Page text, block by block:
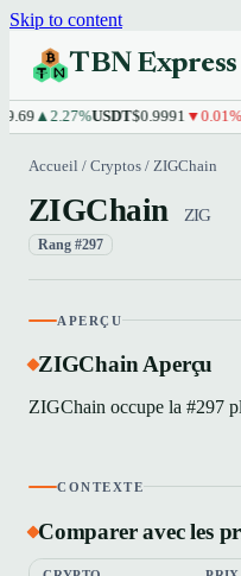
Skip to content
TBN Express
▲2.27%USDT$0.9991▼0.01%
Accueil / Cryptos / ZIGChain
ZIGChain ZIG
Rang #297
APERÇU
ZIGChain Aperçu
ZIGChain occupe la #297
CONTEXTE
Comparer avec les